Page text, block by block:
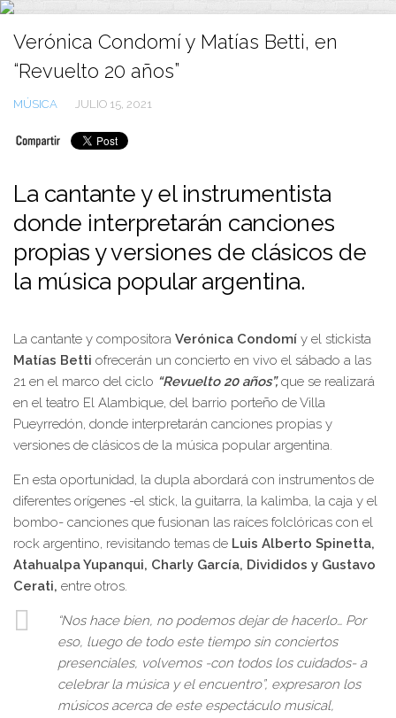
Ir
contenido
Verónica Condomí y Matías Betti, en
“Revuelto 20 años”
MÚSICA JULIO 15, 2021
La cantante y el instrumentista
donde interpretarán canciones
propias y versiones de clásicos de
la música popular argentina.
La cantante y compositora Verónica Condomí y el stickista
Matías Betti ofrecerán un concierto en vivo el sábado a las
21 en el marco del ciclo “Revuelto 20 años”, que se realizará
en el teatro El Alambique, del barrio porteño de Villa
Pueyrredón, donde interpretarán canciones propias y
versiones de clásicos de la música popular argentina.
En esta oportunidad, la dupla abordará con instrumentos de
diferentes orígenes -el stick, la guitarra, la kalimba, la caja y el
bombo- canciones que fusionan las raíces folclóricas con el
rock argentino, revisitando temas de Luis Alberto Spinetta,
Atahualpa Yupanqui, Charly García, Divididos y Gustavo
Cerati, entre otros.
“Nos hace bien, no podemos dejar de hacerlo… Por
eso, luego de todo este tiempo sin conciertos
presenciales, volvemos -con todos los cuidados- a
celebrar la música y el encuentro”, expresaron los
músicos acerca de este espectáculo musical,